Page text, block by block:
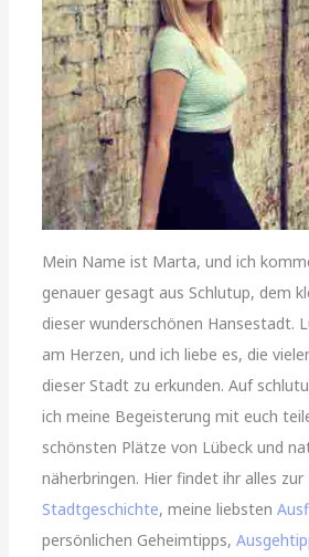
Mein Name ist Marta, und ich
genauer gesagt aus Schlutup, dem
dieser wunderschönen Hansestadt.
am Herzen, und ich liebe es, die
dieser Stadt zu erkunden. Auf
ich meine Begeisterung mit euch
schönsten Plätze von Lübeck und
näherbringen. Hier findet ihr alles zur
Stadtgeschichte, meine liebsten
persönlichen Geheimtipps,